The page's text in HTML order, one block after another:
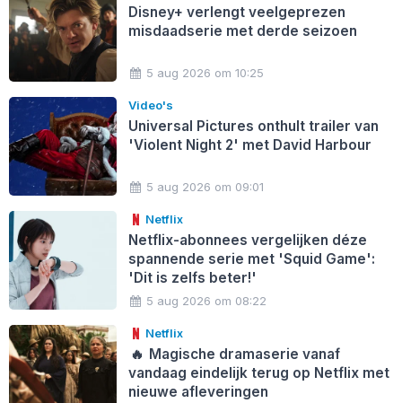
Disney+ verlengt veelgeprezen
misdaadserie met derde seizoen
5 aug 2026 om 10:25
Video's
Universal Pictures onthult trailer van
'Violent Night 2' met David Harbour
5 aug 2026 om 09:01
Netflix
Netflix-abonnees vergelijken déze
spannende serie met 'Squid Game':
'Dit is zelfs beter!'
5 aug 2026 om 08:22
Netflix
🔥 Magische dramaserie vanaf
vandaag eindelijk terug op Netflix met
nieuwe afleveringen